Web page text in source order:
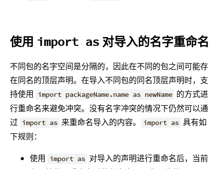
使用 import as 对导入的名字重命名
不同包的名字空间是分隔的，因此在不同的包之间可能存
在同名的顶层声明。在导入不同包的同名顶层声明时，支
持使用 import packageName.name as newName 的方式进
行重命名来避免冲突。没有名字冲突的情况下仍然可以通
过 import as 来重命名导入的内容。 import as 具有如
下规则：
使用 import as 对导入的声明进行重命名后，当前